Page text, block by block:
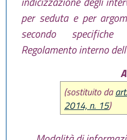
per seduta e per
secondo
Regolamento interno
(sostituito da
2014, n. 15)